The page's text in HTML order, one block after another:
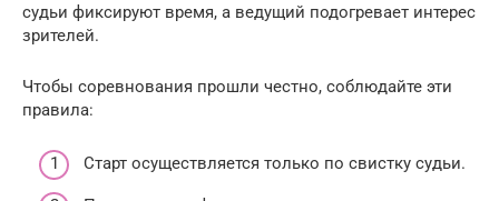
судьи фиксируют время, а ведущий подогревает интерес
зрителей.
Чтобы соревнования прошли честно, соблюдайте эти
правила:
Старт осуществляется только по свистку судьи.